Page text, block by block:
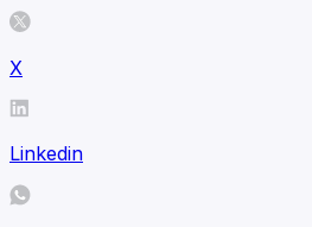
X
Linkedin